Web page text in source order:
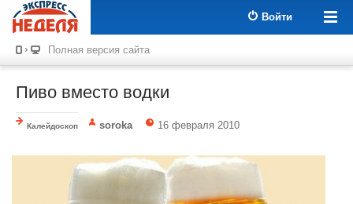
Войти
Полная версия сайта
Пиво вместо водки
Калейдоскоп soroka 16 февраля 2010